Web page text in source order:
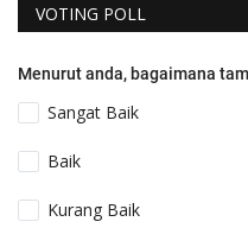
VOTING POLL
Menurut anda, bagaimana
Sangat Baik
Baik
Kurang Baik